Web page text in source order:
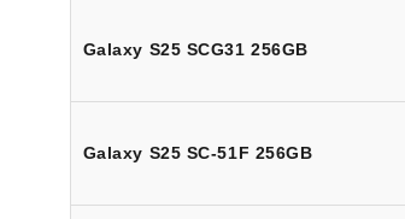
Galaxy S25 SCG31 256GB
Galaxy S25 SC-51F 256GB